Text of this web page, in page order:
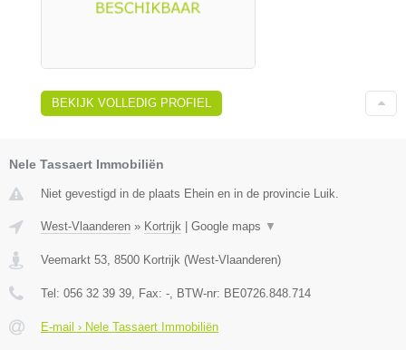
BEKIJK VOLLEDIG PROFIEL
Nele Tassaert Immobiliën
Niet gevestigd in de plaats Ehein en in de provincie Luik.
West-Vlaanderen » Kortrijk Google maps ▼
Veemarkt 53 8500 Kortrijk (West-Vlaanderen)
Tel: 056 32 39 39 , Fax: - , BTW-nr: BE0726.848.714
E-mail › Nele Tassaert Immobiliën